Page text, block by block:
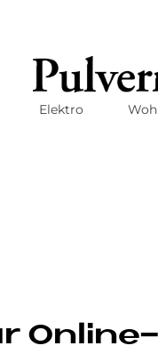
Elektro
Online-